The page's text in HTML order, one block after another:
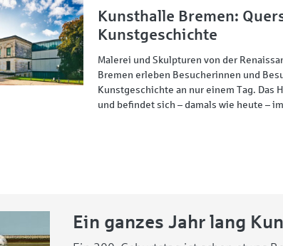
Kunsthalle Bremen:
Kunstgeschichte
Malerei und Skulpturen von der
Bremen erleben Besucherinnen und
Kunstgeschichte an nur einem Tag. Das
und befindet sich – damals wie heute –
Ein ganzes Jahr lang